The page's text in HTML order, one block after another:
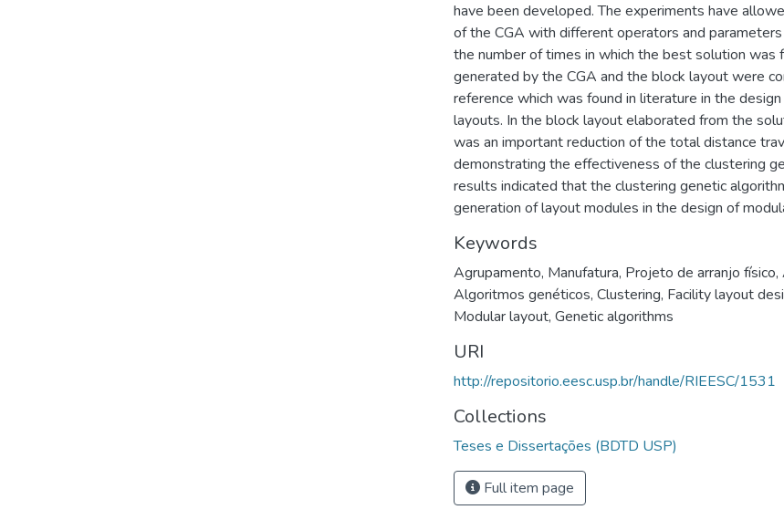
have been developed. The experiments have
of the CGA with different operators and
the number of times in which the best solution was
generated by the CGA and the block layout were
reference which was found in literature in the
layouts. In the block layout elaborated from the
was an important reduction of the total distance
demonstrating the effectiveness of the clustering
results indicated that the clustering genetic
generation of layout modules in the design of
Keywords
Agrupamento, Manufatura, Projeto de arranjo físico,
Algoritmos genéticos, Clustering, Facility layout
Modular layout, Genetic algorithms
URI
http://repositorio.eesc.usp.br/handle/RIEESC/1531
Collections
Teses e Dissertações (BDTD USP)
Full item page